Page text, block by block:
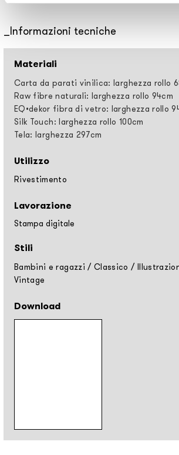
Informazioni tecniche
Materiali
Carta da parati vinilica: larghezza rollo
Raw fibre naturali: larghezza rollo 94cm
EQ•dekor fibra di vetro: larghezza rollo
Silk Touch: larghezza rollo 100cm
Tela: larghezza 297cm
Utilizzo
Rivestimento
Lavorazione
Stampa digitale
Stili
Bambini e ragazzi /Classico /
Vintage
Download